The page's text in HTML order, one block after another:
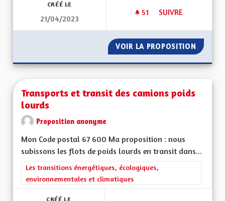
CRÉÉ LE
21/04/2023
51 51 ABONNÉS
SUIVRE
VOIR LA PROPOSITION
Transports et transit des camions poids
lourds
Proposition anonyme
Mon Code postal 67 600 Ma proposition : nous
subissons les flots de poids lourds en transit dans...
Filtrer les résultats de la catégorie : Les transitions
Les transitions énergétiques, écologiques,
environnementales et climatiques
CRÉÉ LE